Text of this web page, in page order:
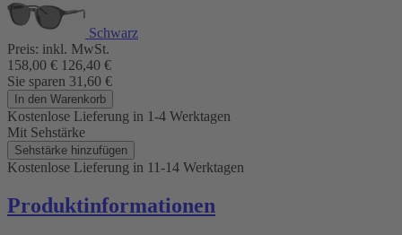
Schwarz
Preis: inkl. MwSt.
158,00 € 126,40 €
Sie sparen 31,60 €
In den Warenkorb
Kostenlose Lieferung in 1-4 Werktagen
Mit Sehstärke
Sehstärke hinzufügen
Kostenlose Lieferung in 11-14 Werktagen
Produktinformationen